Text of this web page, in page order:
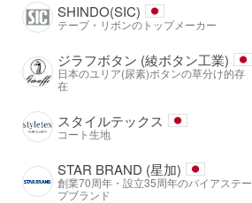
SHINDO(SIC)
テープ・リボンのトップメーカー
ジラフボタン (綾ボタン工業)
日本のユリア(尿素)ボタンの草分け的存
在
スタイルテックス
コート生地
STAR BRAND (星加)
創業70周年・設立35周年のバイアステー
プブランド